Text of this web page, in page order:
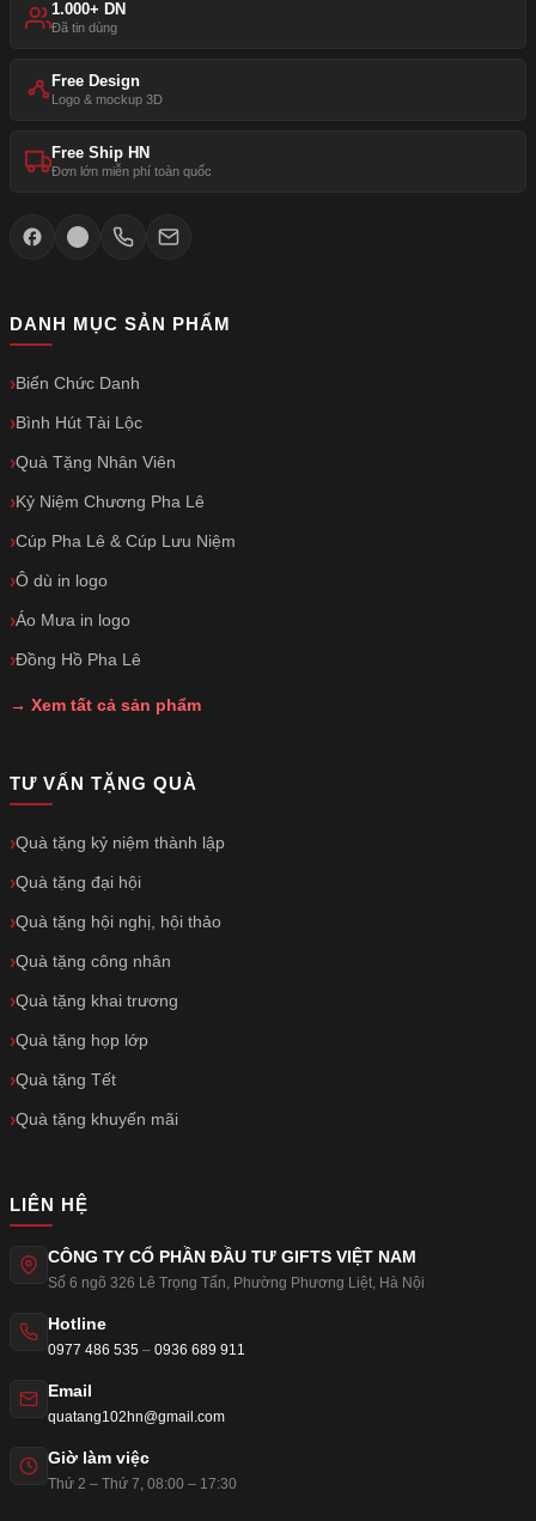
1.000+ DN
Đã tin dùng
Free Design
Logo & mockup 3D
Free Ship HN
Đơn lớn miễn phí toàn quốc
DANH MỤC SẢN PHẨM
Biển Chức Danh
Bình Hút Tài Lộc
Quà Tặng Nhân Viên
Kỷ Niệm Chương Pha Lê
Cúp Pha Lê & Cúp Lưu Niệm
Ô dù in logo
Áo Mưa in logo
Đồng Hồ Pha Lê
→ Xem tất cả sản phẩm
TƯ VẤN TẶNG QUÀ
Quà tặng kỷ niệm thành lập
Quà tặng đại hội
Quà tặng hội nghị, hội thảo
Quà tặng công nhân
Quà tặng khai trương
Quà tặng họp lớp
Quà tặng Tết
Quà tặng khuyến mãi
LIÊN HỆ
CÔNG TY CỔ PHẦN ĐẦU TƯ GIFTS VIỆT NAM
Số 6 ngõ 326 Lê Trọng Tấn, Phường Phương Liệt, Hà Nội
Hotline
0977 486 535 – 0936 689 911
Email
quatang102hn@gmail.com
Giờ làm việc
Thứ 2 – Thứ 7, 08:00 – 17:30